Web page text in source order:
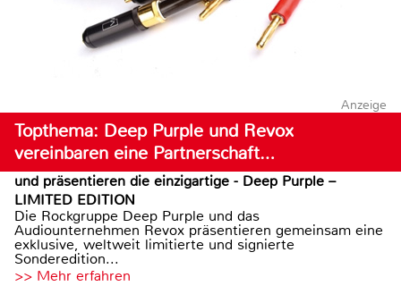
Anzeige
Topthema: Deep Purple und Revox
vereinbaren eine Partnerschaft…
und präsentieren die einzigartige - Deep Purple –
LIMITED EDITION
Die Rockgruppe Deep Purple und das
Audiounternehmen Revox präsentieren gemeinsam eine
exklusive, weltweit limitierte und signierte
Sonderedition...
>> Mehr erfahren